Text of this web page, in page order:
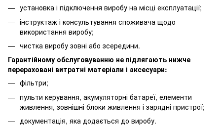
установка і підключення виробу на місці експлуатації;
інструктаж і консультування споживача щодо
використання виробу;
чистка виробу зовні або зсередини.
Гарантійному обслуговуванню не підлягають нижче
перераховані витратні матеріали і аксесуари:
фільтри;
пульти керування, акумуляторні батареї, елементи
живлення, зовнішні блоки живлення і зарядні пристрої;
документація, яка додається до виробу.